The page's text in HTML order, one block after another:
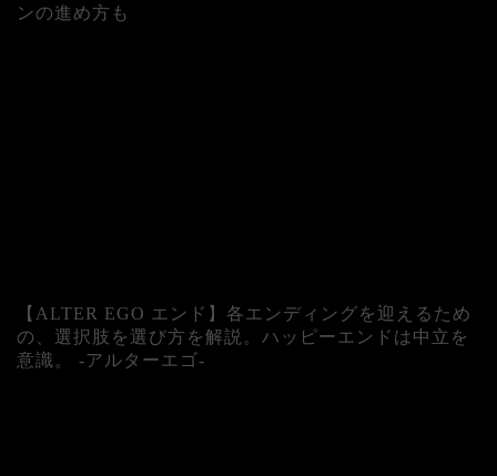
ンの進め方も
【ALTER EGO エンド】各エンディングを迎えるため
の、選択肢を選び方を解説。ハッピーエンドは中立を
意識。 -アルターエゴ-